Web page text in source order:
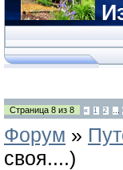
Страница 8 из 8 « 1 2 …
Форум »
своя....)